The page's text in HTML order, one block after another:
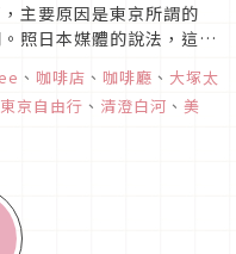
主要原因是東京所謂的
照日本媒體的說法，這第
、 咖啡店 、 咖啡廳 、 大塚太
東京自由行 、 清澄白河 、 美